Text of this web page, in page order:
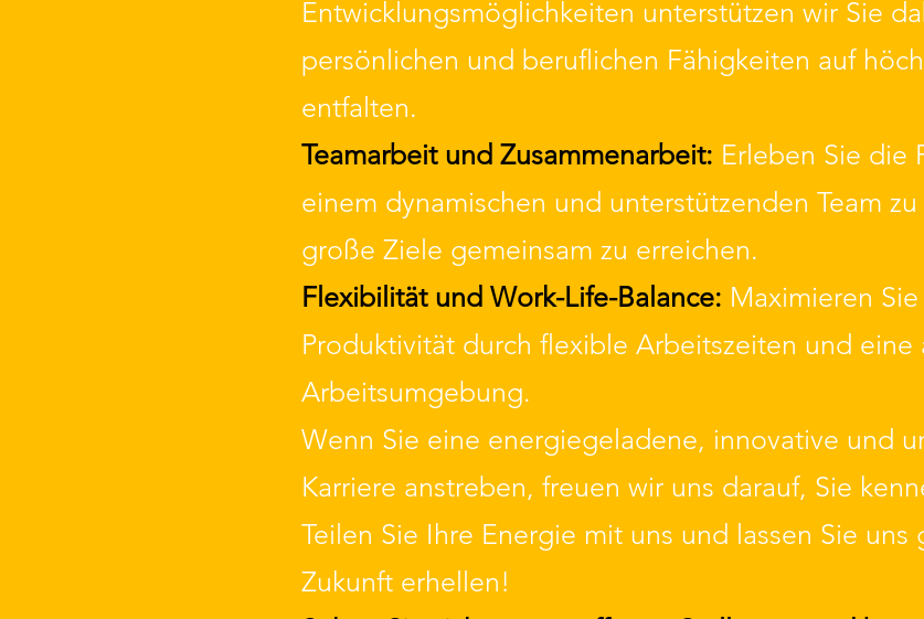
Entwicklungsmöglichkeiten unterstützen wir Sie
persönlichen und beruflichen Fähigkeiten auf
entfalten.
Teamarbeit und Zusammenarbeit: Erleben Sie die
einem dynamischen und unterstützenden Team
große Ziele gemeinsam zu erreichen.
Flexibilität und Work-Life-Balance: Maximieren
Produktivität durch flexible Arbeitszeiten und eine
Arbeitsumgebung.
Wenn Sie eine energiegeladene, innovative und
Karriere anstreben, freuen wir uns darauf, Sie
Teilen Sie Ihre Energie mit uns und lassen Sie uns
Zukunft erhellen!